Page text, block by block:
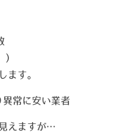
ます。
常に安い業者
えますが…